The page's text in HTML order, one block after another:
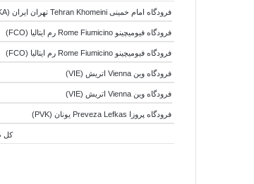
فرودگاه امام خمینی Tehran Khomeini تهران ایران (IKA)
فرودگاه فیومیچینو Rome Fiumicino رم ایتالیا (FCO)
فرودگاه فیومیچینو Rome Fiumicino رم ایتالیا (FCO)
فرودگاه وین Vienna اتریش (VIE)
فرودگاه وین Vienna اتریش (VIE)
فرودگاه پروزا Preveza Lefkas یونان (PVK)
کل طول زمان